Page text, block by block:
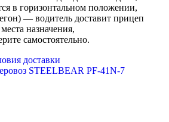
в горизонтальном положении,
— водитель доставит прицеп
назначения,
самостоятельно.
доставки